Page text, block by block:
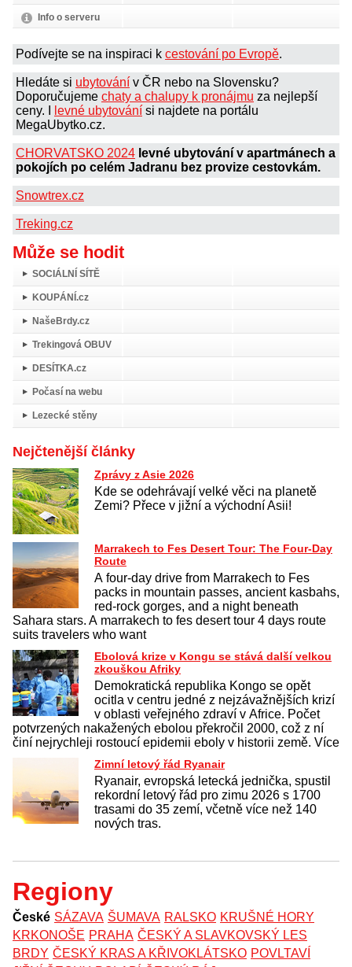
Info o serveru
Podívejte se na inspiraci k cestování po Evropě.
Hledáte si ubytování v ČR nebo na Slovensku?
Doporučujeme chaty a chalupy k pronájmu za nejlepší
ceny. I
levné ubytování si najdete na portálu
MegaUbytko.cz.
CHORVATSKO 2024 levné ubytování v apartmánech a
pokojích po celém Jadranu bez provize cestovkám.
Snowtrex.cz
Treking.cz
Může se hodit
SOCIÁLNÍ SÍTĚ
KOUPÁNÍ.cz
NašeBrdy.cz
Trekingová OBUV
DESÍTKA.cz
Počasí na webu
Lezecké stěny
Nejčtenější články
Zprávy z Asie 2026
Kde se odehrávají velké věci na planetě
Zemi? Přece v jižní a východní Asii!
Marrakech to Fes Desert Tour: The Four-Day
Route
A four-day drive from Marrakech to Fes
packs in mountain passes, ancient kasbahs,
red-rock gorges, and a night beneath
Sahara stars. A marrakech to fes desert tour 4 days route
suits travelers who want
Ebolová krize v Kongu se stává další velkou
zkouškou Afriky
Demokratická republika Kongo se opět
ocitla v centru jedné z nejzávažnějších krizí
v oblasti veřejného zdraví v Africe. Počet
potvrzených nakažených ebolou překročil 2000, což z ní
činí nejrychleji rostoucí epidemii eboly v historii země. Více
Zimní letový řád Ryanair
Ryanair, evropská letecká jednička, spustil
rekordní letový řád pro zimu 2026 s 1700
trasami do 35 zemí, včetně více než 140
nových tras.
Regiony
České SÁZAVA ŠUMAVA RALSKO KRUŠNÉ HORY
KRKONOŠE PRAHA ČESKÝ A SLAVKOVSKÝ LES
BRDY ČESKÝ KRAS A KŘIVOKLÁTSKO POVLTAVÍ